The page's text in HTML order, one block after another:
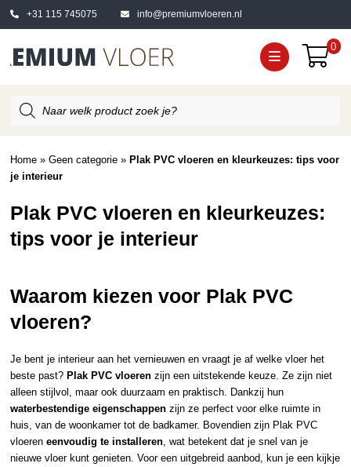
+31 115 745075 info@premiumvloeren.nl
0
zoeken
Home »Geen categorie » Plak PVC vloeren en kleurkeuzes: tips voor
je interieur
Plak PVC vloeren en kleurkeuzes:
tips voor je interieur
Waarom kiezen voor Plak PVC
vloeren?
Je bent je interieur aan het vernieuwen en vraagt je af welke vloer het
beste past? Plak PVC vloeren zijn een uitstekende keuze. Ze zijn niet
alleen stijlvol, maar ook duurzaam en praktisch. Dankzij hun
waterbestendige eigenschappen zijn ze perfect voor elke ruimte in
huis, van de woonkamer tot de badkamer. Bovendien zijn Plak PVC
vloereneenvoudig te installeren, wat betekent dat je snel van je
nieuwe vloer kunt genieten. Voor een uitgebreid aanbod, kun je een kijkje